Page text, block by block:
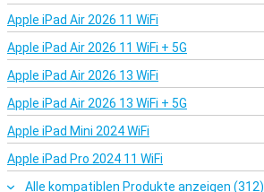
Apple iPad Air 2026 11 WiFi
Apple iPad Air 2026 11 WiFi + 5G
Apple iPad Air 2026 13 WiFi
Apple iPad Air 2026 13 WiFi + 5G
Apple iPad Mini 2024 WiFi
Apple iPad Pro 2024 11 WiFi
Alle kompatiblen Produkte anzeigen (312)